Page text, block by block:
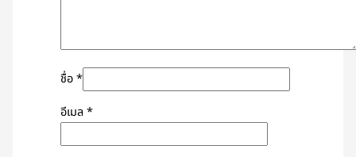
ชื่อ*
อีเมล*